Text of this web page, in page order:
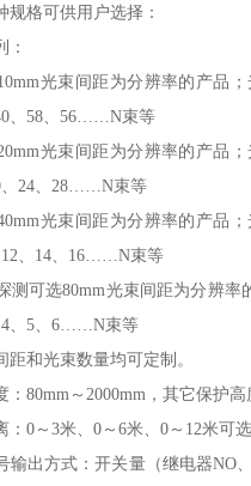
规格可供用户选择：
：
光束间距为分辨率的产品；
、58、56……N束等
光束间距为分辨率的产品；
、24、28……N束等
光束间距为分辨率的产品；
12、14、16……N束等
测可选80mm光束间距为分辨率
、5、6……N束等
距和光束数量均可定制。
80mm～2000mm，其它保护高
0～3米、0～6米、0～12米可选
输出方式：开关量（继电器NO、